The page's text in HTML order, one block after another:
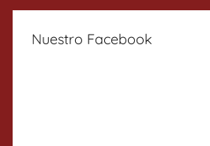
Nuestro Facebook